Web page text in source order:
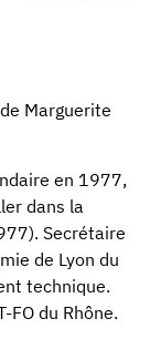
Marguerite
en 1977,
dans la
Secrétaire
de Lyon du
technique.
FO du Rhône.